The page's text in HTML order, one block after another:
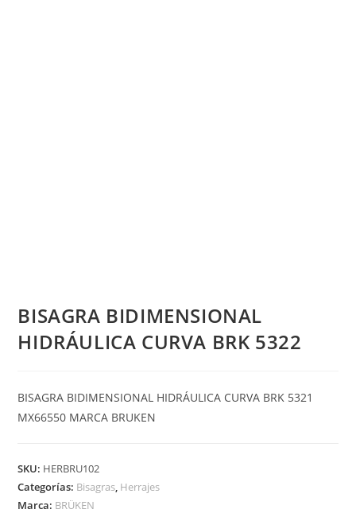
BISAGRA BIDIMENSIONAL
HIDRÁULICA CURVA BRK 5322
BISAGRA BIDIMENSIONAL HIDRÁULICA CURVA BRK 5321
MX66550 MARCA BRUKEN
SKU: HERBRU102
Categorías: Bisagras, Herrajes
Marca: BRÜKEN